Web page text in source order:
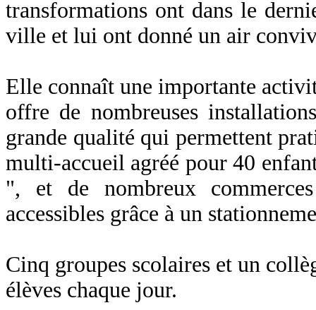
transformations ont dans le
ville et lui ont donné un air
Elle connaît une importante
offre de nombreuses
grande qualité qui permettent
multi-accueil agréé pour 40
", et de nombreux
accessibles grâce à un
Cinq groupes scolaires et un
élèves chaque jour.